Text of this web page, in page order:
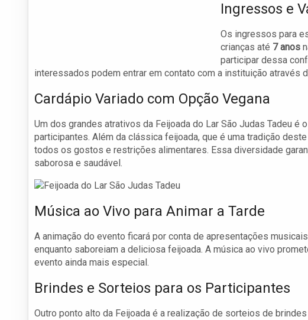
Ingressos e
Os ingressos para
crianças até 7 anos
participar dessa
interessados podem entrar em contato com a instituição através
Cardápio Variado com Opção Vegana
Um dos grandes atrativos da Feijoada do Lar São Judas Tadeu
participantes. Além da clássica feijoada, que é uma tradição
todos os gostos e restrições alimentares. Essa diversidade
saborosa e saudável.
Música ao Vivo para Animar a Tarde
A animação do evento ficará por conta de apresentações
enquanto saboreiam a deliciosa feijoada. A música ao vivo
evento ainda mais especial.
Brindes e Sorteios para os Participantes
Outro ponto alto da Feijoada é a realização de sorteios de